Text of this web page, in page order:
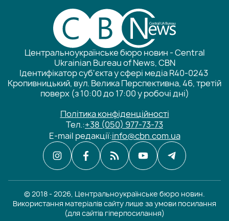
Центральноукраїнське бюро новин - Central
Ukrainian Bureau of News, CBN
Ідентифікатор суб'єкта у сфері медіа R40-0243
Кропивницький, вул. Велика Перспективна, 46, третій
поверх (з 10:00 до 17:00 у робочі дні)
Політика конфіденційності
Тел.:+38 (050) 977-73-73
E-mail редакції:info@cbn.com.ua
© 2018 - 2026, Центральноукраїнське бюро новин.
Використання матеріалів сайту лише за умови посилання
(для сайтів гіперпосилання)